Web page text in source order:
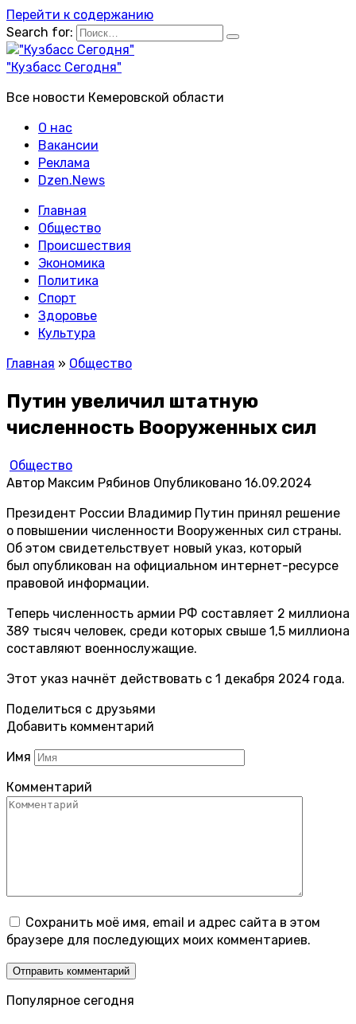
Перейти к содержанию
Search for:
"Кузбасс Сегодня"
Все новости Кемеровской области
О нас
Вакансии
Реклама
Dzen.News
Главная
Общество
Происшествия
Экономика
Политика
Спорт
Здоровье
Культура
Главная » Общество
Путин увеличил штатную
численность Вооруженных сил
Общество
Автор Максим Рябинов Опубликовано 16.09.2024
Президент России Владимир Путин принял решение
о повышении численности Вооруженных сил страны.
Об этом свидетельствует новый указ, который
был опубликован на официальном интернет-ресурсе
правовой информации.
Теперь численность армии РФ составляет 2 миллиона
389 тысяч человек, среди которых свыше 1,5 миллиона
составляют военнослужащие.
Этот указ начнёт действовать с 1 декабря 2024 года.
Поделиться с друзьями
Добавить комментарий
Имя
Комментарий
Сохранить моё имя, email и адрес сайта в этом
браузере для последующих моих комментариев.
Популярное сегодня